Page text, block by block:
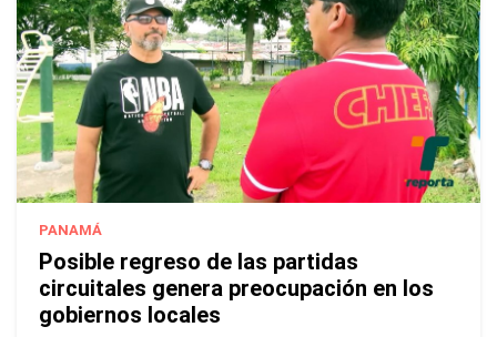
PANAMÁ
Posible regreso de las partidas
circuitales genera preocupación en los
gobiernos locales